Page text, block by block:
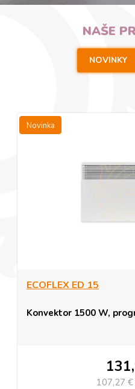
NAŠE
NOVINKY
Novinka
ECOFLEX ED 15
Konvektor 1500 W,
107,27 €